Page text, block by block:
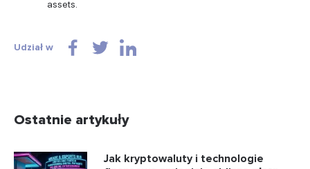
assets.
Udział w
Ostatnie artykuły
Jak kryptowaluty i technologie